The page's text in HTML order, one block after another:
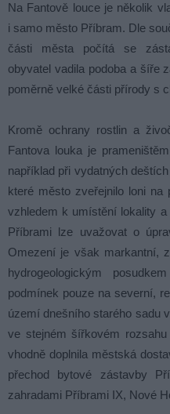
Na Fantově louce je několik
i samo město Příbram. Dle
části města počítá se
obyvatel vadila podoba a šíře
poměrně velké části přírody s
Kromě ochrany rostlin a
Fantova louka je
například při vydatných
které město zveřejnilo loni
vzhledem k umístění lokality
Příbrami lze uvažovat o
Omezení je však markantní,
hydrogeologickým
podmínek pouze na severní,
území dnešního starého sadu
ve stejném šířkovém
vhodně doplnila městská
přechod bytové zástavby
zahradami Příbrami IX, Nové